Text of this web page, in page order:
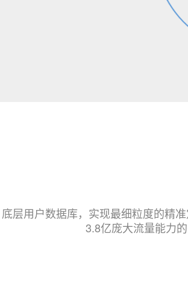
底层用户数据库，实现最细粒度的精
3.8亿庞大流量能力